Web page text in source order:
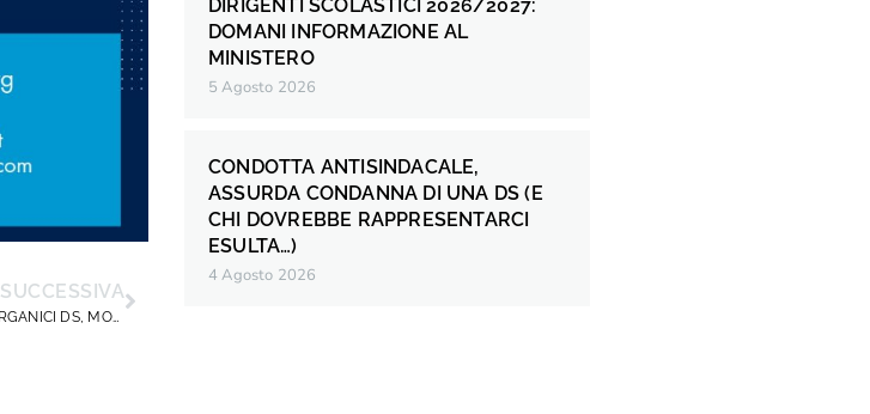
SUCCESSIVA
IL MIM CONVOCA DUE INCONTRI SU ORGANICI DS, MOBILITA’ E ASSUNZIONI 2026/2027
DIRIGENTI SCOLASTICI 2026/2027:
DOMANI INFORMAZIONE AL
MINISTERO
5 Agosto 2026
CONDOTTA ANTISINDACALE,
ASSURDA CONDANNA DI UNA DS (E
CHI DOVREBBE RAPPRESENTARCI
ESULTA…)
4 Agosto 2026